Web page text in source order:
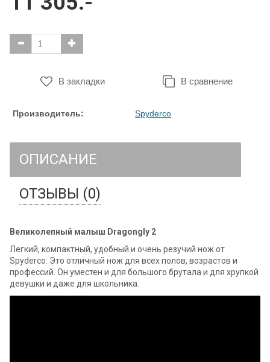
В закладки В сравнение
Производитель: Spyderco
ОПИСАНИЕ
ОТЗЫВЫ (0)
Великолепный малыш Dragongly 2
Легкий, компактный, удобный и очень резучий нож от
Spyderco. Это отличный нож для всех полов, возрастов и
профессий. Он уместен и для большого брутала и для хрупкой
девушки и даже для школьника.